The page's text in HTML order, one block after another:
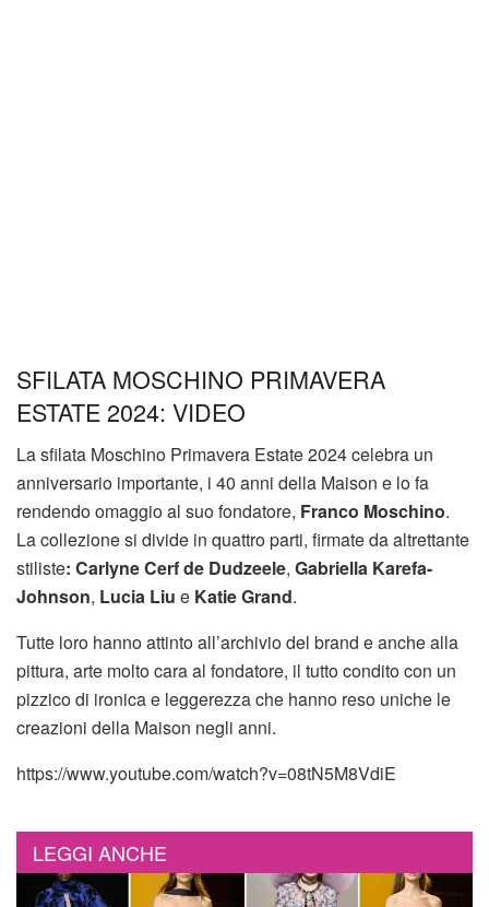
SFILATA MOSCHINO PRIMAVERA
ESTATE 2024: VIDEO
La sfilata Moschino Primavera Estate 2024 celebra un
anniversario importante, i 40 anni della Maison e lo fa
rendendo omaggio al suo fondatore, Franco Moschino.
La collezione si divide in quattro parti, firmate da altrettante
stiliste: Carlyne Cerf de Dudzeele, Gabriella Karefa-
Johnson, Lucia Liu e Katie Grand.
Tutte loro hanno attinto all’archivio del brand e anche alla
pittura, arte molto cara al fondatore, il tutto condito con un
pizzico di ironica e leggerezza che hanno reso uniche le
creazioni della Maison negli anni.
https://www.youtube.com/watch?v=08tN5M8VdiE
LEGGI ANCHE